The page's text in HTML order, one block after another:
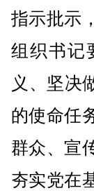
指示批示
组织书记
义、坚决
的使命任
群众、宣
夯实党在